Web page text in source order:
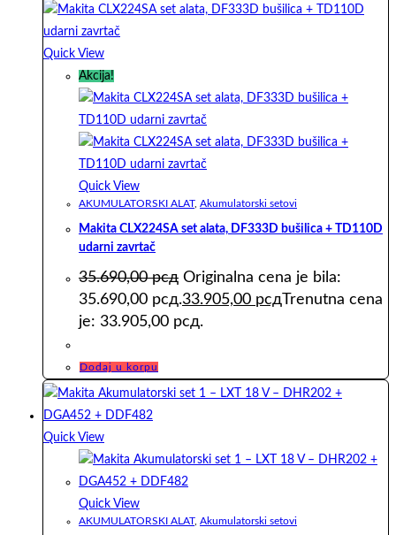
Quick View
Akcija!
Quick View
AKUMULATORSKI ALAT, Akumulatorski setovi
Makita CLX224SA set alata, DF333D bušilica + TD110D
udarni zavrtač
35.690,00рсд Originalna cena je bila:
35.690,00 рсд.33.905,00 рсдTrenutna cena
je: 33.905,00 рсд.
Dodaj u korpu
Quick View
Quick View
AKUMULATORSKI ALAT, Akumulatorski setovi